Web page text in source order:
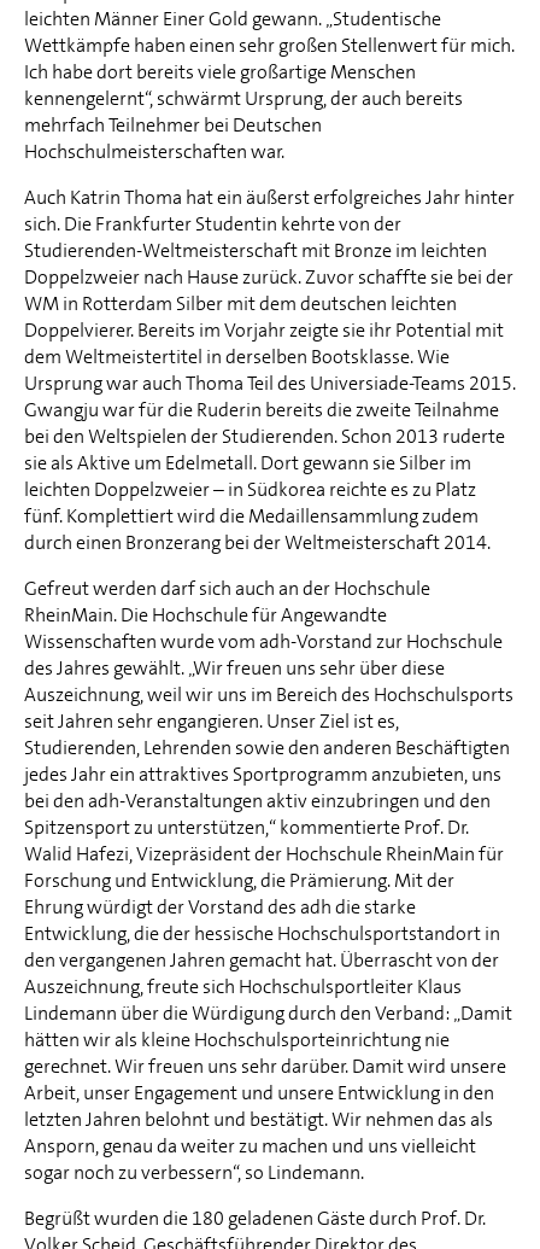
leichten Männer Einer Gold gewann. „Studentische
Wettkämpfe haben einen sehr großen Stellenwert für mich.
Ich habe dort bereits viele großartige Menschen
kennengelernt“, schwärmt Ursprung, der auch bereits
mehrfach Teilnehmer bei Deutschen
Hochschulmeisterschaften war.
Auch Katrin Thoma hat ein äußerst erfolgreiches Jahr hinter
sich. Die Frankfurter Studentin kehrte von der
Studierenden-Weltmeisterschaft mit Bronze im leichten
Doppelzweier nach Hause zurück. Zuvor schaffte sie bei der
WM in Rotterdam Silber mit dem deutschen leichten
Doppelvierer. Bereits im Vorjahr zeigte sie ihr Potential mit
dem Weltmeistertitel in derselben Bootsklasse. Wie
Ursprung war auch Thoma Teil des Universiade-Teams 2015.
Gwangju war für die Ruderin bereits die zweite Teilnahme
bei den Weltspielen der Studierenden. Schon 2013 ruderte
sie als Aktive um Edelmetall. Dort gewann sie Silber im
leichten Doppelzweier – in Südkorea reichte es zu Platz
fünf. Komplettiert wird die Medaillensammlung zudem
durch einen Bronzerang bei der Weltmeisterschaft 2014.
Gefreut werden darf sich auch an der Hochschule
RheinMain. Die Hochschule für Angewandte
Wissenschaften wurde vom adh-Vorstand zur Hochschule
des Jahres gewählt. „Wir freuen uns sehr über diese
Auszeichnung, weil wir uns im Bereich des Hochschulsports
seit Jahren sehr engangieren. Unser Ziel ist es,
Studierenden, Lehrenden sowie den anderen Beschäftigten
jedes Jahr ein attraktives Sportprogramm anzubieten, uns
bei den adh-Veranstaltungen aktiv einzubringen und den
Spitzensport zu unterstützen,“ kommentierte Prof. Dr.
Walid Hafezi, Vizepräsident der Hochschule RheinMain für
Forschung und Entwicklung, die Prämierung. Mit der
Ehrung würdigt der Vorstand des adh die starke
Entwicklung, die der hessische Hochschulsportstandort in
den vergangenen Jahren gemacht hat. Überrascht von der
Auszeichnung, freute sich Hochschulsportleiter Klaus
Lindemann über die Würdigung durch den Verband: „Damit
hätten wir als kleine Hochschulsporteinrichtung nie
gerechnet. Wir freuen uns sehr darüber. Damit wird unsere
Arbeit, unser Engagement und unsere Entwicklung in den
letzten Jahren belohnt und bestätigt. Wir nehmen das als
Ansporn, genau da weiter zu machen und uns vielleicht
sogar noch zu verbessern“, so Lindemann.
Begrüßt wurden die 180 geladenen Gäste durch Prof. Dr.